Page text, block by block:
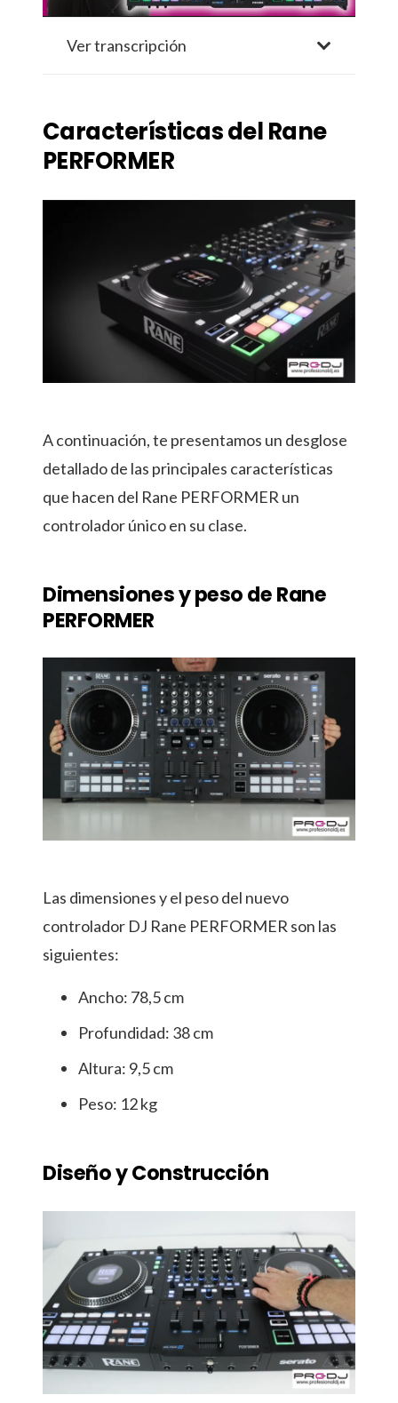
Ver transcripción
Características del Rane
PERFORMER
A continuación, te presentamos un desglose
detallado de las principales características
que hacen del Rane PERFORMER un
controlador único en su clase.
Dimensiones y peso de Rane
PERFORMER
Las dimensiones y el peso del nuevo
controlador DJ Rane PERFORMER son las
siguientes:
Ancho: 78,5 cm
Profundidad: 38 cm
Altura: 9,5 cm
Peso: 12 kg
Diseño y Construcción